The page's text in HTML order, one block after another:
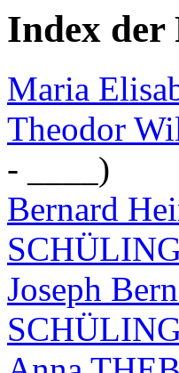
Index der
Maria
Theodor
- ____)
Bernard
Joseph